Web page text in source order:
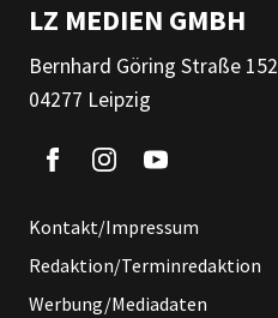
LZ MEDIEN GMBH
Bernhard Göring Straße 152
04277 Leipzig
Kontakt/Impressum
Redaktion/Terminredaktion
Werbung/Mediadaten